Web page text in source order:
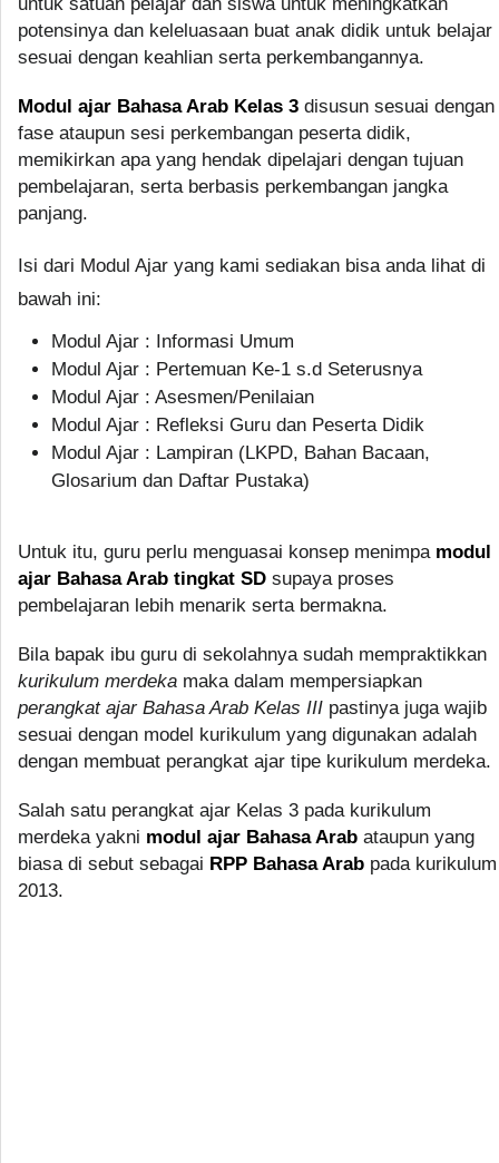
potensinya dan keleluasaan buat anak didik untuk belajar
sesuai dengan keahlian serta perkembangannya.
Modul ajar Bahasa Arab Kelas 3 disusun sesuai dengan
fase ataupun sesi perkembangan peserta didik,
memikirkan apa yang hendak dipelajari dengan tujuan
pembelajaran, serta berbasis perkembangan jangka
panjang.
Isi dari Modul Ajar yang kami sediakan bisa anda lihat di
bawah ini:
Modul Ajar : Informasi Umum
Modul Ajar : Pertemuan Ke-1 s.d Seterusnya
Modul Ajar : Asesmen/Penilaian
Modul Ajar : Refleksi Guru dan Peserta Didik
Modul Ajar : Lampiran (LKPD, Bahan Bacaan,
Glosarium dan Daftar Pustaka)
Untuk itu, guru perlu menguasai konsep menimpa modul
ajar Bahasa Arab tingkat SD supaya proses
pembelajaran lebih menarik serta bermakna.
Bila bapak ibu guru di sekolahnya sudah mempraktikkan
kurikulum merdeka maka dalam mempersiapkan
perangkat ajar Bahasa Arab Kelas III pastinya juga wajib
sesuai dengan model kurikulum yang digunakan adalah
dengan membuat perangkat ajar tipe kurikulum merdeka.
Salah satu perangkat ajar Kelas 3 pada kurikulum
merdeka yakni modul ajar Bahasa Arab ataupun yang
biasa di sebut sebagai RPP Bahasa Arab pada kurikulum
2013.